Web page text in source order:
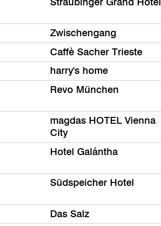
Zwischengang
Caffè Sacher Trieste
harry's home
Revo München
magdas HOTEL Vienna
City
Hotel Galántha
Südspeicher Hotel
Das Salz